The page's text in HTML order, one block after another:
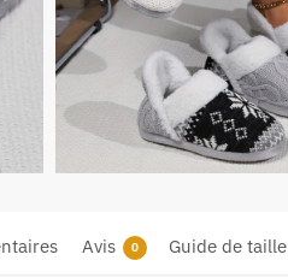
Avis 0 Guide de taille